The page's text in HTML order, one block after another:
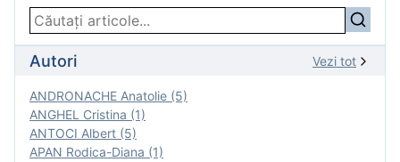
Autori Vezi tot
ANDRONACHE Anatolie (5)
ANGHEL Cristina (1)
ANTOCI Albert (5)
APAN Rodica-Diana (1)